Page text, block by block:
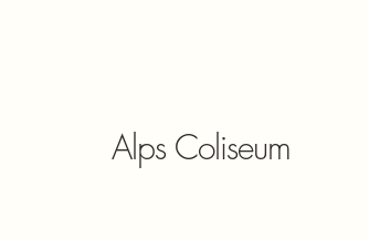
Alps Coliseum